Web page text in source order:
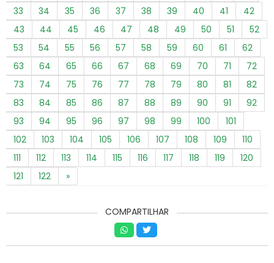
33
34 35 36 37 38 39 40 41
42
43
44 45 46 47 48 49 50 51
52
53
54 55 56 57 58 59 60 61
62
63
64 65 66 67 68 69 70 71
72
73
74 75 76 77 78 79 80 81
82
83
84 85 86 87 88 89 90 91
92
93
94 95 96 97 98 99 100
101
102
103 104 105 106 107 108 109
110
111
112 113 114 115 116 117 118 119
120
121
122 »
COMPARTILHAR